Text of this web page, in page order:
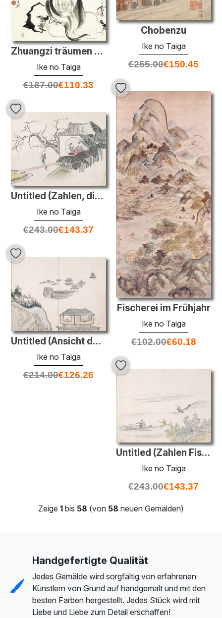
Chobenzu
Ike no Taiga
€255.00€150.45
Zhuangzi träumen von einem Schmetterling (oder ein Schmetterling
Ike no Taiga
€187.00€110.33
Fischerei im Frühjahr
Ike no Taiga
€102.00€60.18
Untitled (Zahlen, die Instrumente spielen in einem Garten)
Ike no Taiga
€243.00€143.37
Untitled (Ansicht der Stadt vom Berg)
Ike no Taiga
€214.00€126.26
Untitled (Zahlen Fischerei auf Booten)
Ike no Taiga
€243.00€143.37
Zeige 1 bis 58 (von 58 neuen Gemälden)
Handgefertigte Qualität
Jedes Gemälde wird sorgfältig von erfahrenen
Künstlern von Grund auf handgemalt und mit den
besten Farben hergestellt. Jedes Stück wird mit
Liebe und Liebe zum Detail erschaffen!